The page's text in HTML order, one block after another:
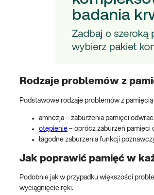
Rodzaje problemów z
Podstawowe rodzaje problemów z pamięcią
amnezja – zaburzenia pamięci
otępienie – oprócz zaburzeń
łagodne zaburzenia funkcji
Jak poprawić pamięć w
Podobnie jak w przypadku większości
wyciągnięcie ręki.